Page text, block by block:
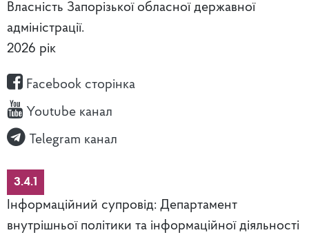
Власність Запорізької обласної державної
адміністрації.
2026 рік
Facebook сторінка
Youtube канал
Telegram канал
3.4.1
Інформаційний супровід: Департамент
внутрішньої політики та інформаційної діяльності